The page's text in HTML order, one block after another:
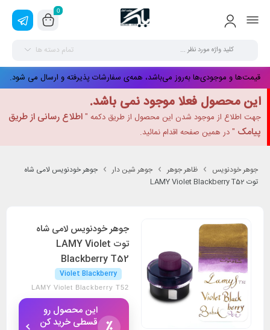
0
تمام دسته ها
قیمت‌ها و موجودی‌ها به‌روز می‌باشد، همه‌ی سفارشات پذیرفته و ارسال می شود.
این محصول فعلا موجود نمی باشد.
جهت اطلاع از موجود شدن این محصول از طریق دکمه "اطلاع رسانی از طریق
پیامک " در همین صفحه اقدام نمائید.
جوهر خودنویس ظاهر جوهر جوهر شین دار
جوهر خودنویس لامی شاه
توت LAMY Violet Blackberry T52
جوهر خودنویس لامی شاه
توت LAMY Violet
Blackberry T52
Violet Blackberry
LAMY Violet Blackberry T52
این محصول رو
قسطی خرید کن